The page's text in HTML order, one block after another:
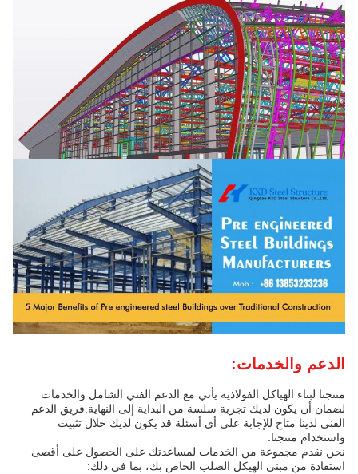
الدعم والخدمات:
منتجنا لبناء الهياكل الفولاذية يأتي مع الدعم الفني الشامل والخدمات
لضمان أن يكون لديك تجربة سلسة من البداية إلى النهاية.فريق الدعم
الفني لدينا متاح للإجابة على أي أسئلة قد يكون لديك خلال تثبيت
واستخدام منتجنا.
نحن نقدم مجموعة من الخدمات لمساعدتك على الحصول على أقصى
استفادة من مبنى الهيكل الصلب الخاص بك، بما في ذلك: